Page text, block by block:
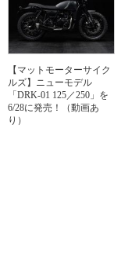
【マットモーターサイク
ルズ】ニューモデル
「DRK-01 125／250」を
6/28に発売！（動画あ
り）